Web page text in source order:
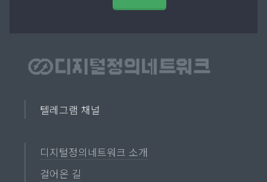
텔레그램 채널
디지털정의네트워크 소개
걸어온 길